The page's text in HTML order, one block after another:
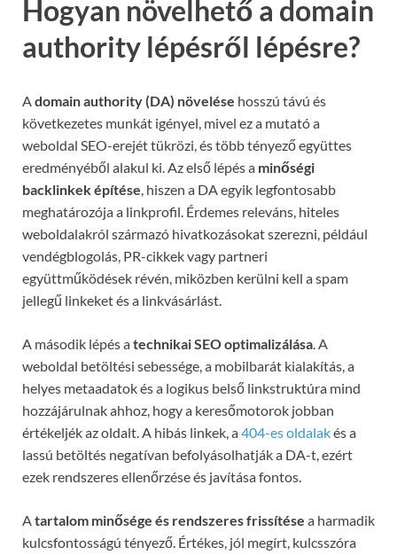
Hogyan növelhető a domain
authority lépésről lépésre?
Adomain authority (DA) növelése hosszú távú és
következetes munkát igényel, mivel ez a mutató a
weboldal SEO-erejét tükrözi, és több tényező együttes
eredményéből alakul ki. Az első lépés a minőségi
backlinkek építése, hiszen a DA egyik legfontosabb
meghatározója a linkprofil. Érdemes releváns, hiteles
weboldalakról származó hivatkozásokat szerezni, például
vendégblogolás, PR-cikkek vagy partneri
együttműködések révén, miközben kerülni kell a spam
jellegű linkeket és a linkvásárlást.
A második lépés atechnikai SEO optimalizálása. A
weboldal betöltési sebessége, a mobilbarát kialakítás, a
helyes metaadatok és a logikus belső linkstruktúra mind
hozzájárulnak ahhoz, hogy a keresőmotorok jobban
értékeljék az oldalt. A hibás linkek, a404-es oldalakés a
lassú betöltés negatívan befolyásolhatják a DA-t, ezért
ezek rendszeres ellenőrzése és javítása fontos.
Atartalom minősége és rendszeres frissítése a harmadik
kulcsfontosságú tényező. Értékes, jól megírt, kulcsszóra